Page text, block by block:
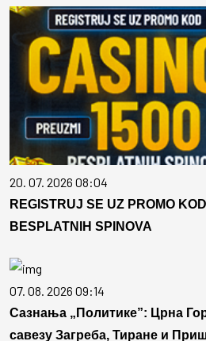
20. 07. 2026 08:04
REGISTRUJ SE UZ PROMO
BESPLATNIH SPINOVA
07. 08. 2026 09:14
Сазнања „Политике”: Црна
савезу Загреба, Тиране и